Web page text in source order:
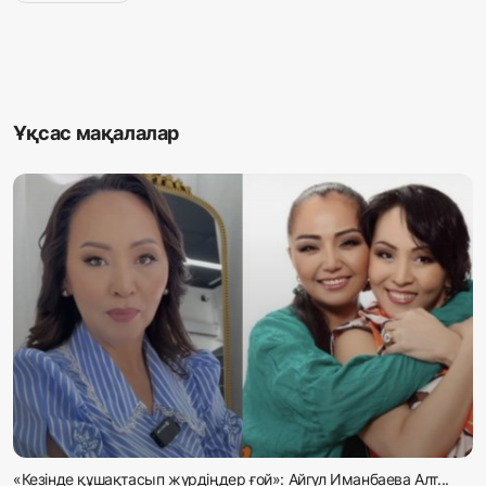
Ұқсас мақалалар
«Кезінде құшақтасып жүрдіңдер ғой»: Айгүл Иманбаева Алт...